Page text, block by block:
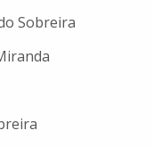
Sobreira